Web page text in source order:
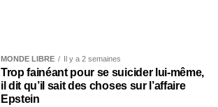
MONDE LIBRE Il y a 2 semaines
Trop fainéant pour se suicider lui-même,
il dit qu’il sait des choses sur l’affaire
Epstein